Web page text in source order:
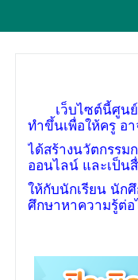
เว็บไซต์นี้ศูนย์
ทำขึ้นเพื่อให้ครู อา
ได้สร้างนวัตกรรม
ออนไลน์ และเป็น
ให้กับนักเรียน นัก
ศึกษาหาความรู้ต่อ